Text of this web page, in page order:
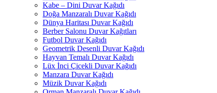
Kabe – Dini Duvar Kağıdı
Doğa Manzaralı Duvar Kağıdı
Dünya Haritası Duvar Kağıdı
Berber Salonu Duvar Kağıtları
Futbol Duvar Kağıdı
Geometrik Desenli Duvar Kağıdı
Hayvan Temalı Duvar Kağıdı
Lüx İnci Çicekli Duvar Kağıdı
Manzara Duvar Kağıdı
Müzik Duvar Kağıdı